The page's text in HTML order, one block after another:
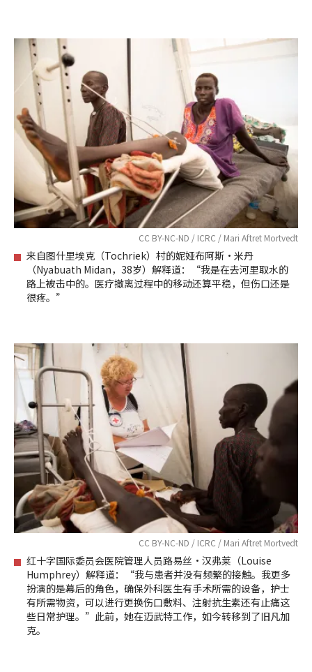
CC BY-NC-ND / ICRC / Mari Aftret Mortvedt
来自图什里埃克（Tochriek）村的妮娅布阿斯•米丹
（Nyabuath Midan，38岁）解释道：“我是在去河里取水的
路上被击中的。医疗撤离过程中的移动还算平稳，但伤口还是
很疼。”
CC BY-NC-ND / ICRC / Mari Aftret Mortvedt
红十字国际委员会医院管理人员路易丝•汉弗莱（Louise
Humphrey）解释道：“我与患者并没有频繁的接触。我更多
扮演的是幕后的角色，确保外科医生有手术所需的设备，护士
有所需物资，可以进行更换伤口敷料、注射抗生素还有止痛这
些日常护理。”此前，她在迈武特工作，如今转移到了旧凡加
克。